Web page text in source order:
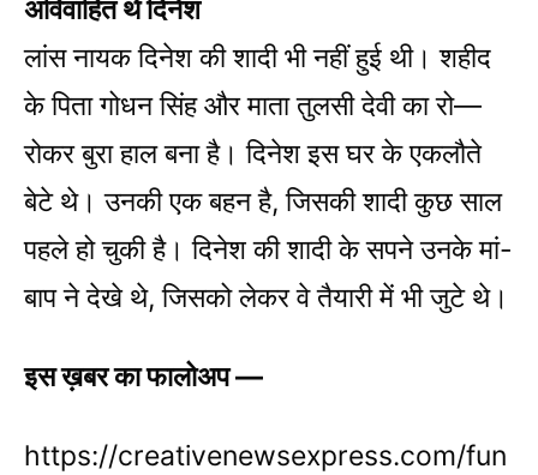
अविवाहित थे दिनेश
लांस नायक दिनेश की शादी भी नहीं हुई थी। शहीद
के पिता गोधन सिंह और माता तुलसी देवी का रो—
रोकर बुरा हाल बना है। दिनेश इस घर के एकलौते
बेटे थे। उनकी एक बहन है, जिसकी शादी कुछ साल
पहले हो चुकी है। दिनेश की शादी के सपने उनके मां-
बाप ने देखे थे, जिसको लेकर वे तैयारी में भी जुटे थे।
इस ख़बर का फालोअप —
https://creativenewsexpress.com/fun